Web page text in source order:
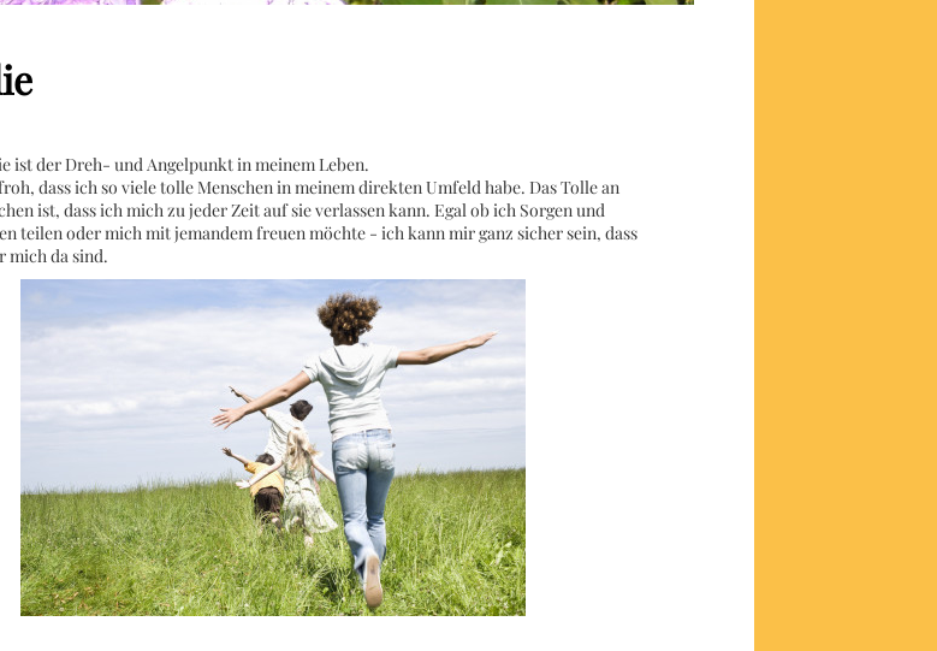
ist der Dreh- und Angelpunkt in meinem Leben.
dass ich so viele tolle Menschen in meinem direkten Umfeld habe. Das Tolle an
ist, dass ich mich zu jeder Zeit auf sie verlassen kann. Egal ob ich Sorgen und
teilen oder mich mit jemandem freuen möchte - ich kann mir ganz sicher sein, dass
mich da sind.